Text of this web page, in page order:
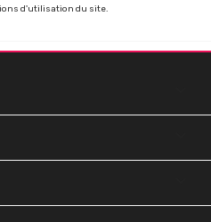
d'utilisation du site.